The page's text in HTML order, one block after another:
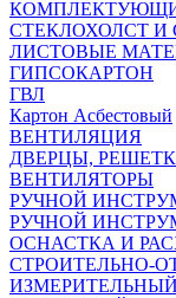
СТЕКЛОХОЛСТ И
ЛИСТОВЫЕ
ГИПСОКАРТОН
ГВЛ
Картон Асбестовый
ВЕНТИЛЯЦИЯ
ДВЕРЦЫ,
ВЕНТИЛЯТОРЫ
РУЧНОЙ
РУЧНОЙ
ОСНАСТКА И
СТРОИТЕЛЬНО-
ИЗМЕРИТЕЛЬНЫЙ